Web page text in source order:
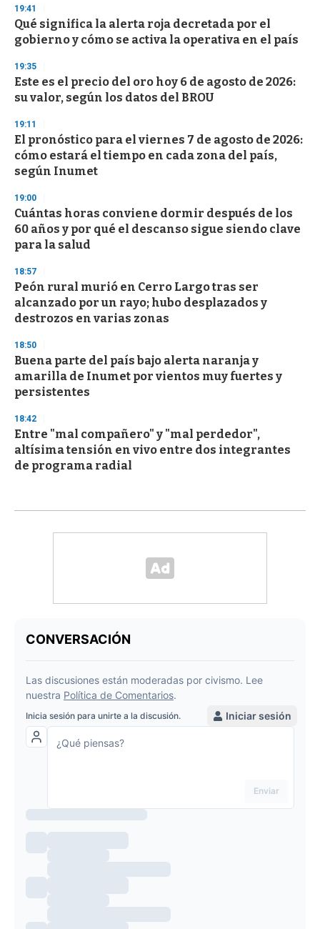
3
s
e
c
n
d
19:41
Qué significa la alerta roja decretada por el
gobierno y cómo se activa la operativa en el país
19:35
Este es el precio del oro hoy 6 de agosto de 2026:
su valor, según los datos del BROU
19:11
El pronóstico para el viernes 7 de agosto de 2026:
cómo estará el tiempo en cada zona del país,
según Inumet
19:00
Cuántas horas conviene dormir después de los
60 años y por qué el descanso sigue siendo clave
para la salud
18:57
Peón rural murió en Cerro Largo tras ser
alcanzado por un rayo; hubo desplazados y
destrozos en varias zonas
18:50
Buena parte del país bajo alerta naranja y
amarilla de Inumet por vientos muy fuertes y
persistentes
18:42
Entre "mal compañero" y "mal perdedor",
altísima tensión en vivo entre dos integrantes
de programa radial